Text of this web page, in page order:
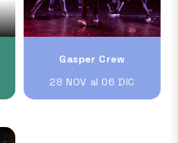
Gasper Crew
28 NOV al 06 DIC